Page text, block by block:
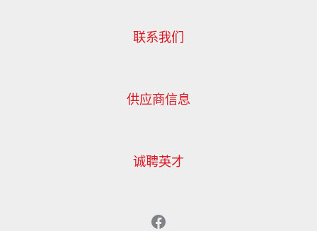
联系我们
供应商信息
诚聘英才
Facebook